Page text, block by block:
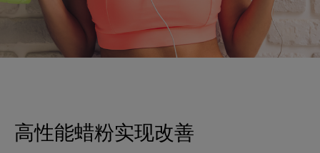
高性能蜡粉实现改善